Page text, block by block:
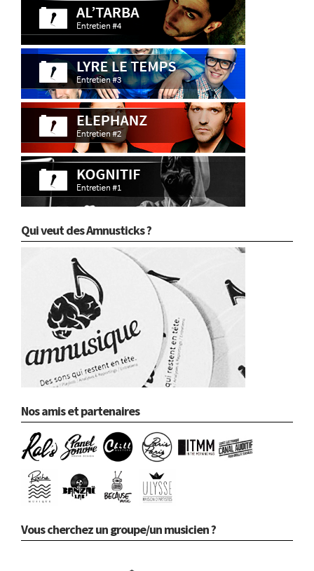
Qui veut des Amnusticks ?
Nos amis et partenaires
Vous cherchez un groupe/un musicien ?